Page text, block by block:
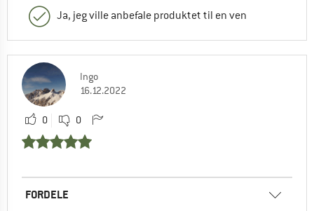
Ja, jeg ville anbefale produktet til en ven
Ingo
16.12.2022
0 0
FORDELE